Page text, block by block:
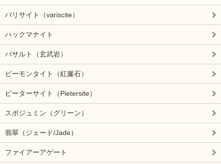
バリサイト（variscite）
ハックマナイト
バサルト（玄武岩）
ピーモンタイト（紅簾石）
ピーターサイト（Pietersite）
スポジュミン（グリーン）
翡翠（ジェード/Jade）
ファイアーアゲート